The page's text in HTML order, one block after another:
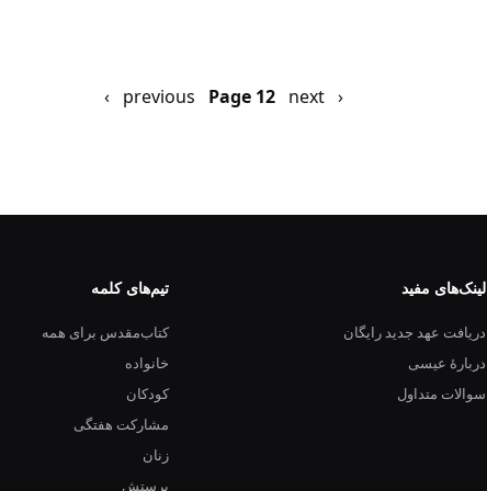
Previous
‹ previous
Page 12
صفحه next ›
لینک‌های مفید
دریافت عهد جدید رایگان
دربارهٔ عیسی
سوالات متداول
تیم‌های کلمه
کتاب‌مقدس برای همه
خانواده
کودکان
مشارکت هفتگی
زنان
پرستش